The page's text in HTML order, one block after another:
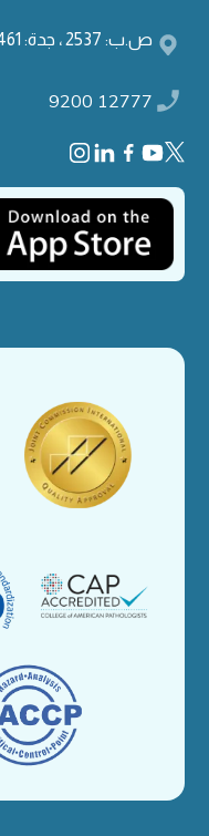
ص.ب: 2537 ، جدة: 21461 المملكة العربية السعودية
9200 12777